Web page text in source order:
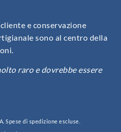
e conservazione
sono al centro della
raro e dovrebbe essere
Spese di spedizione escluse.